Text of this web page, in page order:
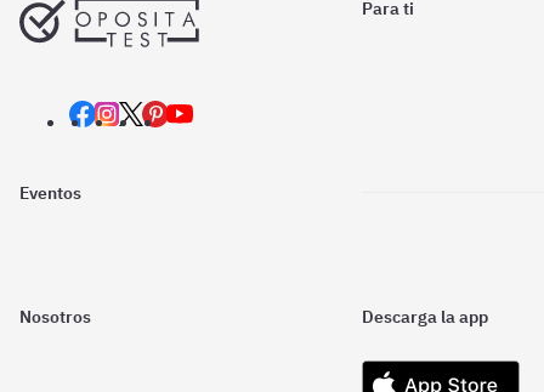
Para ti
Eventos
Nosotros Descarga la app